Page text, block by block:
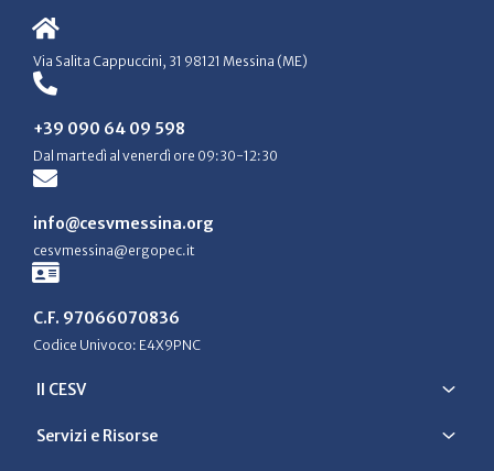
Via Salita Cappuccini, 31 98121 Messina (ME)
+39 090 64 09 598
Dal martedì al venerdì ore 09:30-12:30
info@cesvmessina.org
cesvmessina@ergopec.it
C.F. 97066070836
Codice Univoco: E4X9PNC
Il CESV
Servizi e Risorse